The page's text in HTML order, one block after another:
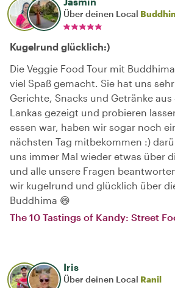
Über deinen Local
Kugelrund glücklich:)
Die Veggie Food Tour mit
viel Spaß gemacht. Sie hat uns
Gerichte, Snacks und Getränke aus
Lankas gezeigt und probieren
essen war, haben wir sogar noch
nächsten Tag mitbekommen :)
uns immer Mal wieder etwas über
und alle unsere Fragen
wir kugelrund und glücklich über
Buddhima 😄
The 10 Tastings of Kandy: Street
Iris
Über deinen Local Ranil